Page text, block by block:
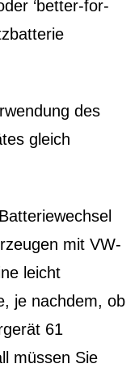
‘better-for-
des
gleich
mit VW-
leicht
je nachdem, ob
61
müssen Sie